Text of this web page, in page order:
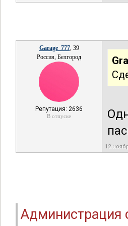
Garage_777, 39
Россия, Белгород
Репутация: 2636
В отпуске
12
Администрация